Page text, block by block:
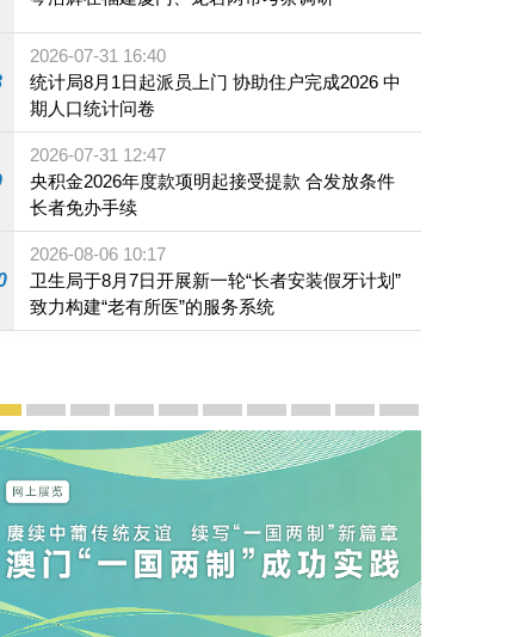
暨第七届理监事就职典礼上致辞。
2026-07-31 16:40
统计局8月1日起派员上门 协助住户完成2026 中
期人口统计问卷
2026-07-31 12:47
央积金2026年度款项明起接受提款 合发放条件
长者免办手续
2026-08-06 10:17
卫生局于8月7日开展新一轮“长者安装假牙计划”
致力构建“老有所医”的服务系统
传及推广
赓续中葡传统友谊 续写“一国两制”新篇章 — 澳门“一国
澳门名片集
行政长官岑浩辉11月18日发表2026年施政报
施政特写澳门特别行政区经济和社会发展第
横琴粤澳深度合作区专题网站
施政小讲堂
走进澳门澳门相簿2020
《澳门微视